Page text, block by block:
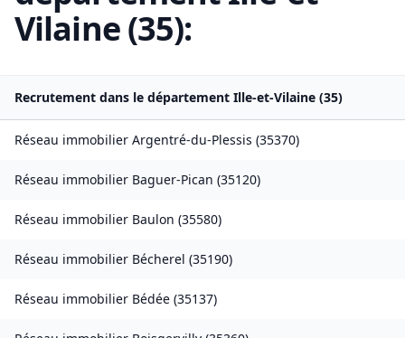
Vilaine(35):
Recrutement dans le département Ille-et-Vilaine (35)
Réseau immobilier Argentré-du-Plessis (35370)
Réseau immobilier Baguer-Pican (35120)
Réseau immobilier Baulon (35580)
Réseau immobilier Bécherel (35190)
Réseau immobilier Bédée (35137)